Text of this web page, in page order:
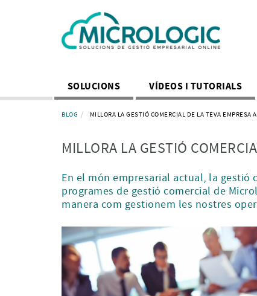
SOLUCIONS VÍDEOS I TUTORIALS
BLOG MILLORA LA GESTIÓ COMERCIAL DE LA TEVA EMPRESA
MILLORA LA GESTIÓ
En el món empresarial actual, la gestió
programes de gestió comercial de
manera com gestionem les nostres